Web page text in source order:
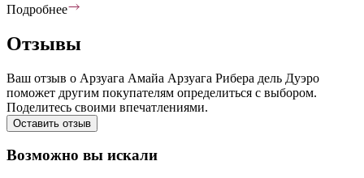
Подробнее
Отзывы
Ваш отзыв о Арзуага Амайа Арзуага Рибера дель Дуэро
поможет другим покупателям определиться с выбором.
Поделитесь своими впечатлениями.
Оставить отзыв
Возможно вы искали